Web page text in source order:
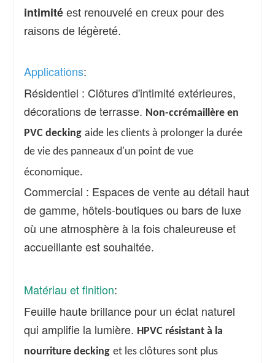
intimité est renouvelé en creux pour des
raisons de légèreté.
Applications:
Résidentiel : Clôtures d'intimité extérieures,
décorations de terrasse. Non-ccrémaillère en
PVCdecking aide les clients à prolonger la durée
de vie des panneaux d'un point de vue
économique.
Commercial : Espaces de vente au détail haut
de gamme, hôtels-boutiques ou bars de luxe
où une atmosphère à la fois chaleureuse et
accueillante est souhaitée.
Matériau et finition:
Feuille haute brillance pour un éclat naturel
qui amplifie la lumière. HPVC résistant à la
nourrituredecking et les clôtures sont plus